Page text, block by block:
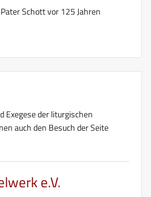
Schott vor 125 Jahren
Exegese der liturgischen
auch den Besuch der Seite
e.V.